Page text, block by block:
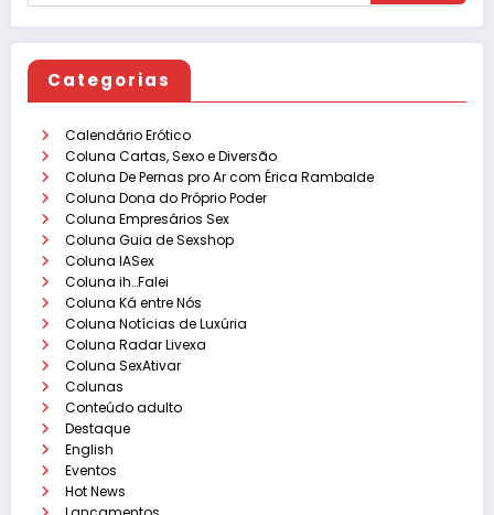
Categorias
Calendário Erótico
Coluna Cartas, Sexo e Diversão
Coluna De Pernas pro Ar com Érica Rambalde
Coluna Dona do Próprio Poder
Coluna Empresários Sex
Coluna Guia de Sexshop
Coluna IASex
Coluna ih…Falei
Coluna Ká entre Nós
Coluna Notícias de Luxúria
Coluna Radar Livexa
Coluna SexAtivar
Colunas
Conteúdo adulto
Destaque
English
Eventos
Hot News